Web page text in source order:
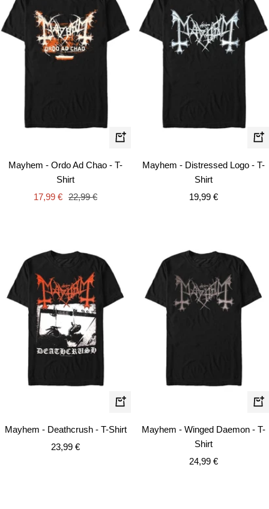
Schnellansicht
Mayhem - Ordo Ad Chao - T-
Shirt
Angebotspreis
17,99 € Regulärer
22,99 €
Mayhem - Distressed Logo - T-
Shirt
Angebotspreis
19,99 €
Schnellansicht
Mayhem - Deathcrush - T-Shirt
Angebotspreis
23,99 €
Mayhem - Winged Daemon - T-
Shirt
Angebotspreis
24,99 €